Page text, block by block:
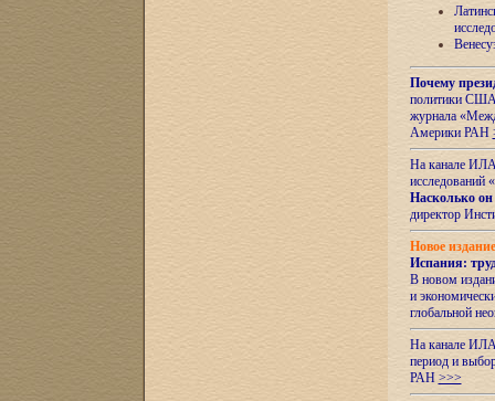
Почему
политики США
журнала
Америки РАН
На канале ИЛА
исследований «
Насколько он
директор
Новое
Испания:
В новом
и
глобальной
На канале
период и
РАН >>>